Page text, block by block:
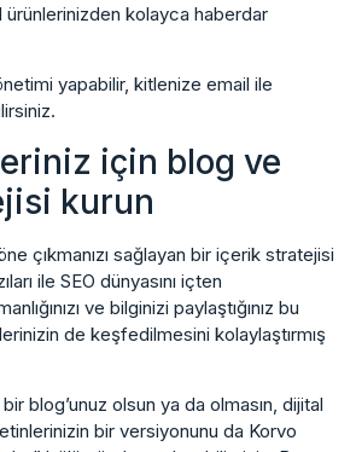
kolayca haberdar
yapabilir, kitlenize email ile
için blog ve
kurun
çıkmanızı sağlayan bir içerik stratejisi
ile SEO dünyasını içten
ve bilginizi paylaştığınız bu
de keşfedilmesini kolaylaştırmış
bir blog’unuz olsun ya da olmasın, dijital
bir versiyonunu da Korvo